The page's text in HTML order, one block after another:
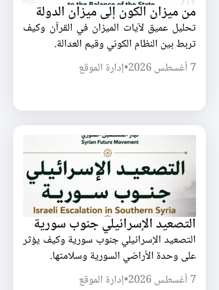
من ميزان الكون إلى ميزان الدولة
تحليل عميق لآيات الميزان في القرآن وكيف
تربط بين النظام الكوني وقيم العدالة.
7 أغسطس 2026
•إدارة الموقع
التصعيد الإسرائيلي جنوب سورية
التصعيد الإسرائيلي جنوب سورية وكيف يؤثر
على وحدة الأراضي السورية وسلامتها.
7 أغسطس 2026
•إدارة الموقع